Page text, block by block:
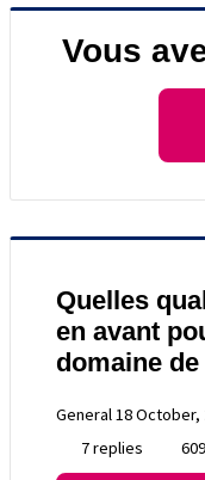
Vous
Quelles
en avant
domaine
General 18 October,
7 replies